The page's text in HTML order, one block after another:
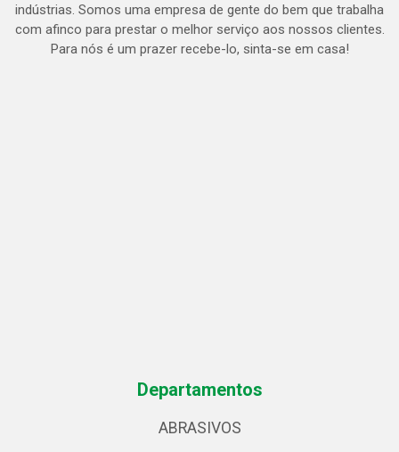
indústrias. Somos uma empresa de gente do bem que trabalha
com afinco para prestar o melhor serviço aos nossos clientes.
Para nós é um prazer recebe-lo, sinta-se em casa!
Departamentos
ABRASIVOS